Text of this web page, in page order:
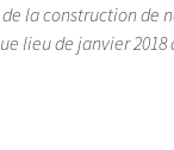
de la construction de
lieu de janvier 2018